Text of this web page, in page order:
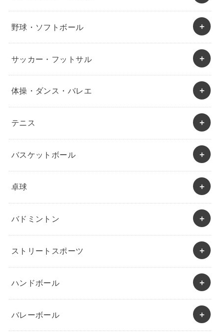
野球・ソフトボール
サッカー・フットサル
体操・ダンス・バレエ
テニス
バスケットボール
卓球
バドミントン
ストリートスポーツ
ハンドボール
バレーボール